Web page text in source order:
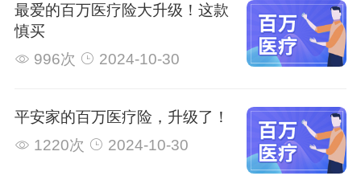
最爱的百万医疗险大升级！这款
慎买
996次
2024-10-30
平安家的百万医疗险，升级了！
1220次
2024-10-30